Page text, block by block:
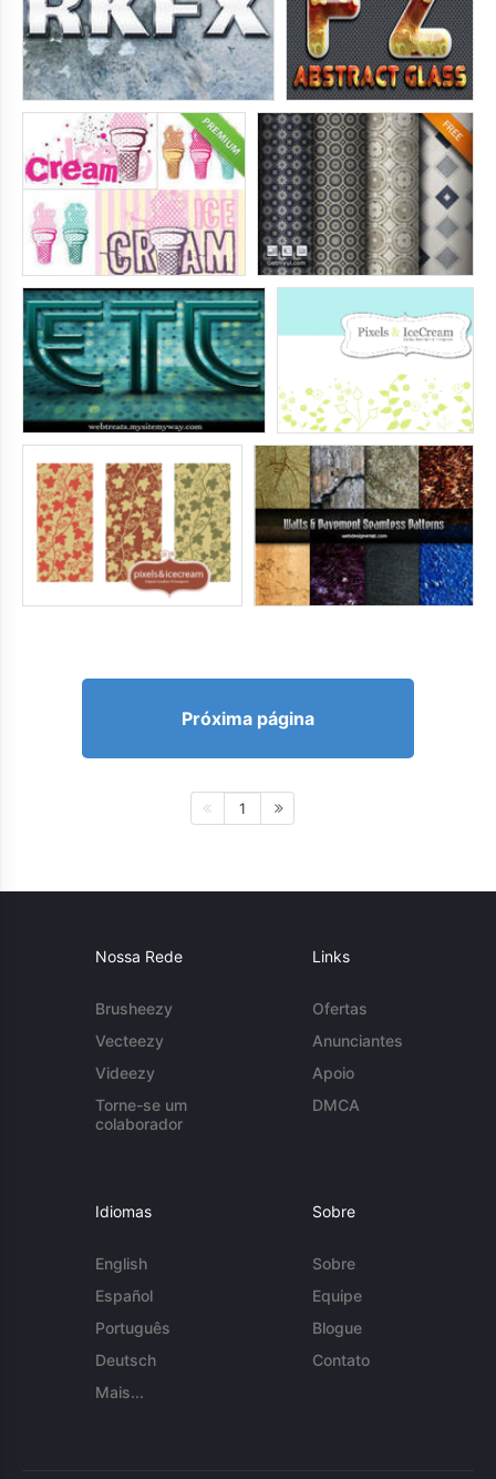
Próxima página
1
Nossa Rede
Brusheezy
Vecteezy
Videezy
Torne-se um
colaborador
Links
Ofertas
Anunciantes
Apoio
DMCA
Idiomas
English
Español
Português
Deutsch
Mais...
Sobre
Sobre
Equipe
Blogue
Contato